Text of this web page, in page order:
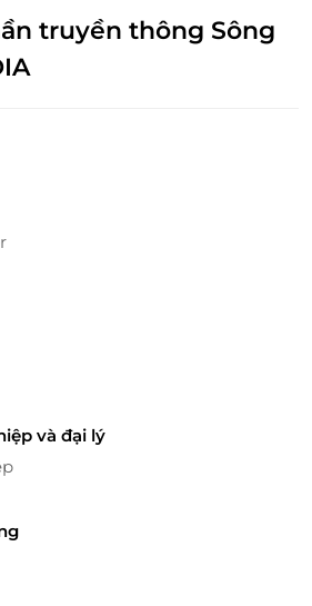
trà trên sông Hương
khách: Nghinh Lương Đình,
Kim Long – Làng Phú Mộng
thơ của dòng sông Hương, du
của Huế khi chiều buông.
truyền thông Sông
và đại lý